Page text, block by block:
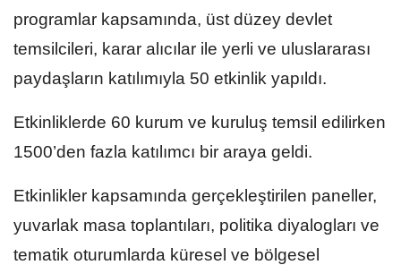
programlar kapsamında, üst düzey devlet
temsilcileri, karar alıcılar ile yerli ve uluslararası
paydaşların katılımıyla 50 etkinlik yapıldı.
Etkinliklerde 60 kurum ve kuruluş temsil edilirken
1500’den fazla katılımcı bir araya geldi.
Etkinlikler kapsamında gerçekleştirilen paneller,
yuvarlak masa toplantıları, politika diyalogları ve
tematik oturumlarda küresel ve bölgesel